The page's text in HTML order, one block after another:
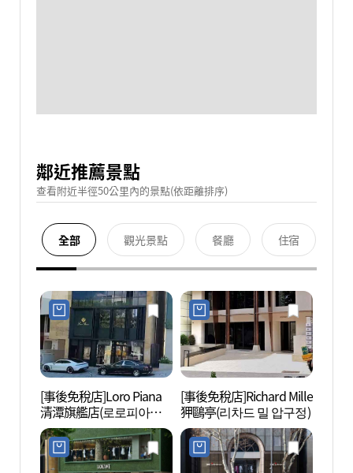
鄰近推薦景點
查看附近半徑50公里內的景點(依距離排序)
全部 觀光景點 餐廳 住宿
[事後免稅店]Loro Piana
清潭旗艦店(로로피아나
청담플래그십스토어)
[事後免稅店]Richard Mille
狎鷗亭(리차드 밀 압구정)